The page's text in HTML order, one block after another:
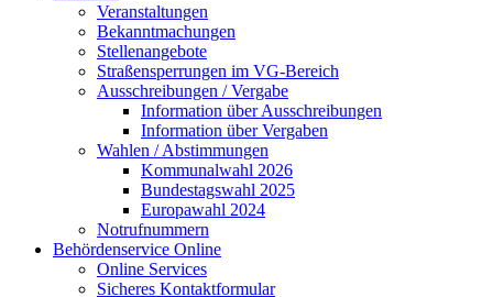
Veranstaltungen
Bekanntmachungen
Stellenangebote
Straßensperrungen im VG-Bereich
Ausschreibungen / Vergabe
Information über Ausschreibungen
Information über Vergaben
Wahlen / Abstimmungen
Kommunalwahl 2026
Bundestagswahl 2025
Europawahl 2024
Notrufnummern
Behördenservice Online
Online Services
Sicheres Kontaktformular